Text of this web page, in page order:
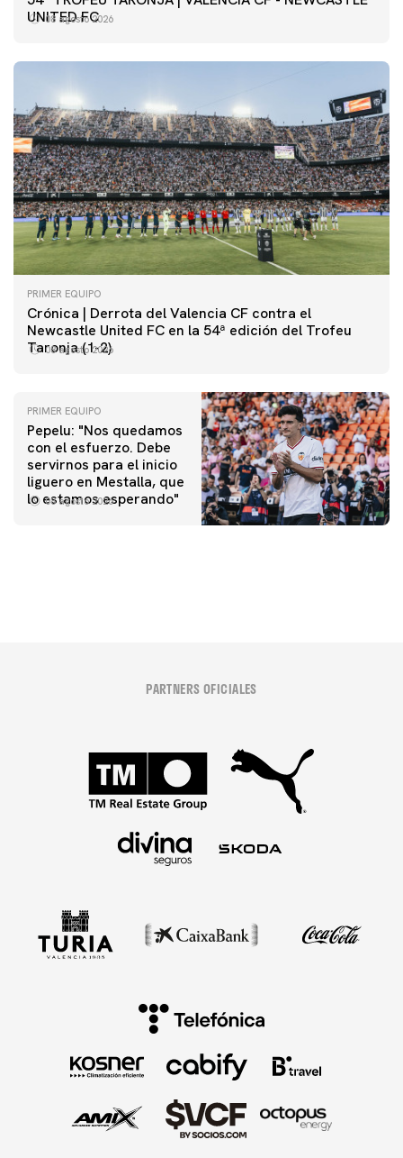
UNITED FC
08 agosto 2026
PRIMER EQUIPO
Crónica | Derrota del Valencia CF contra el
Newcastle United FC en la 54ª edición del Trofeu
Taronja (1-2)
08 agosto 2026
PRIMER EQUIPO
Pepelu: "Nos quedamos
con el esfuerzo. Debe
servirnos para el inicio
liguero en Mestalla, que
lo estamos esperando"
08 agosto 2026
PRIMER EQUIPO
Las fotos del Valencia CF-Newcastle United FC
PRIMER EQUIPO
MESTALLA 📍
PARTNERS OFICIALES